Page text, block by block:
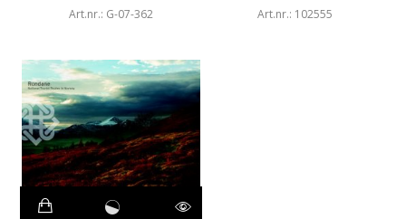
Art.nr.: G-07-362 Art.nr.: 102555